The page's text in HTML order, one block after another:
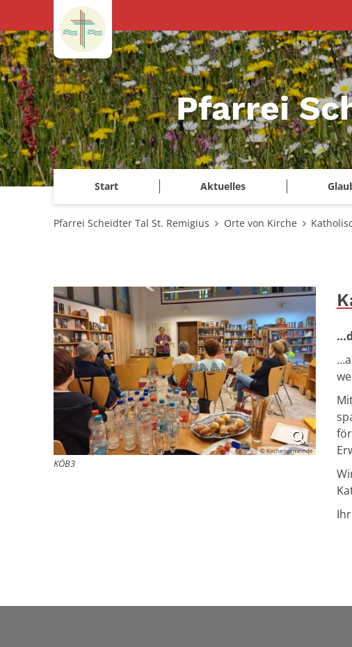
Zum Inhalt springen
Pfarrei
Start Aktuelles
Pfarrei Scheidter Tal St. Remigius Orte von Kirche
© Kirchengemeinde
KÖB3